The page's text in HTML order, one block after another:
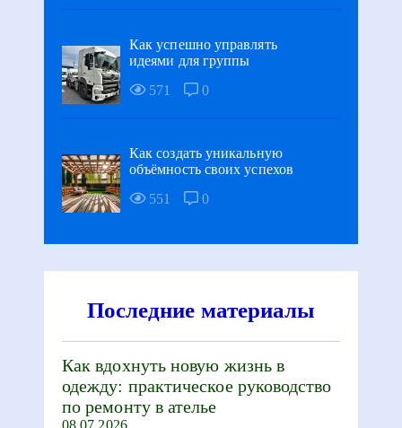
Как успешно управлять
идеями для группы
571
0
Как создать уникальную
объёмность своих успехов
551
0
Последние материалы
Как вдохнуть новую жизнь в
одежду: практическое руководство
по ремонту в ателье
08.07.2026